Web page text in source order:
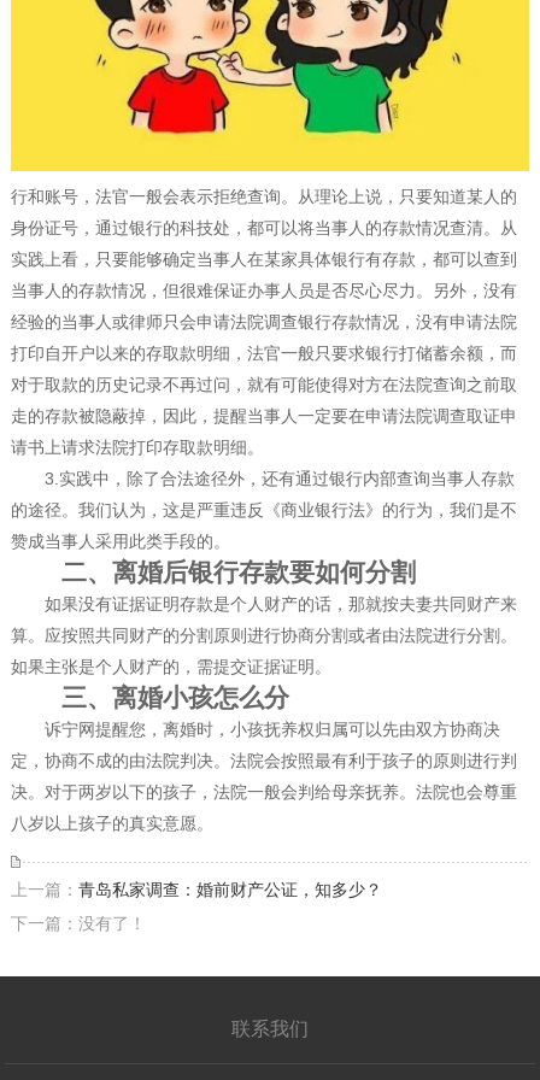
行和账号，法官一般会表示拒绝查询。从理论上说，只要知道某人的
身份证号，通过银行的科技处，都可以将当事人的存款情况查清。从
实践上看，只要能够确定当事人在某家具体银行有存款，都可以查到
当事人的存款情况，但很难保证办事人员是否尽心尽力。另外，没有
经验的当事人或律师只会申请法院调查银行存款情况，没有申请法院
打印自开户以来的存取款明细，法官一般只要求银行打储蓄余额，而
对于取款的历史记录不再过问，就有可能使得对方在法院查询之前取
走的存款被隐蔽掉，因此，提醒当事人一定要在申请法院调查取证申
请书上请求法院打印存取款明细。
3.实践中，除了合法途径外，还有通过银行内部查询当事人存款
的途径。我们认为，这是严重违反《商业银行法》的行为，我们是不
赞成当事人采用此类手段的。
二、离婚后银行存款要如何分割
如果没有证据证明存款是个人财产的话，那就按夫妻共同财产来
算。应按照共同财产的分割原则进行协商分割或者由法院进行分割。
如果主张是个人财产的，需提交证据证明。
三、离婚小孩怎么分
诉宁网提醒您，离婚时，小孩抚养权归属可以先由双方协商决
定，协商不成的由法院判决。法院会按照最有利于孩子的原则进行判
决。对于两岁以下的孩子，法院一般会判给母亲抚养。法院也会尊重
八岁以上孩子的真实意愿。
上一篇： 青岛私家调查：婚前财产公证，知多少？
下一篇：没有了！
联系我们